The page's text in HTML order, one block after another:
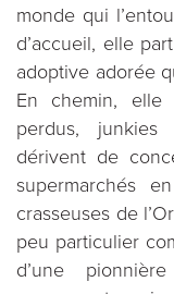
monde qui
d’accueil, elle
adoptive adorée
En chemin, elle
perdus, junkies
dérivent de
supermarchés
crasseuses de
peu particulier
d’une